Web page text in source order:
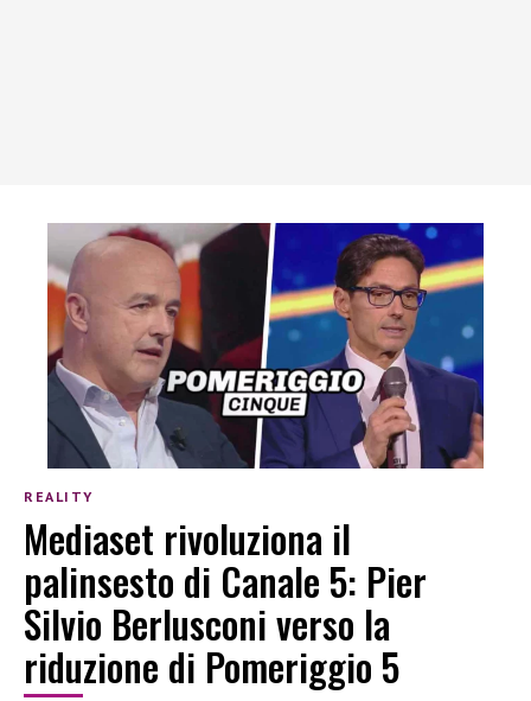
REALITY
Mediaset rivoluziona il
palinsesto di Canale 5: Pier
Silvio Berlusconi verso la
riduzione di Pomeriggio 5